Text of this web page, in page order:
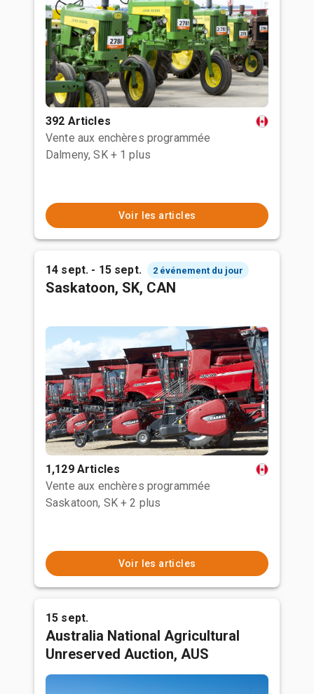
392 Articles
Vente aux enchères programmée
Dalmeny, SK + 1 plus
Voir les articles
14 sept. - 15 sept. 2 événement du jour
Saskatoon, SK, CAN
1,129 Articles
Vente aux enchères programmée
Saskatoon, SK + 2 plus
Voir les articles
15 sept.
Australia National Agricultural
Unreserved Auction, AUS